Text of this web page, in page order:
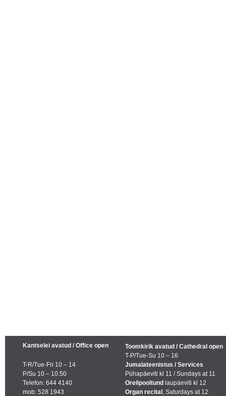
Kantselei avatud / Office open
T-R/Tue-Fri 10 – 14
P/Su 10 – 10.50
Telefon: 644 4140
mob: 528 1943
Toomkirik avatud / Cathedral open
T-P/Tue-Su 10 – 16
Jumalateenistus / Services
Pühapäeviti kl 11 / Sundays at 11
Orelipooltund laupäeviti kl 12
Organ recital , Saturdays at 12